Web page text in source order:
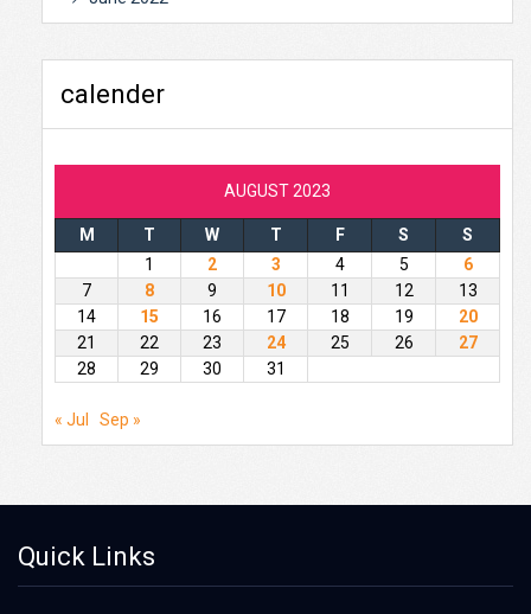
calender
AUGUST 2023
M T W T F S
S
1
2 3 4 5
6
7
8 9 10 11 12
13
14
15 16 17 18 19
20
21
22 23 24 25 26
27
28
29 30 31
« Jul Sep »
Quick Links